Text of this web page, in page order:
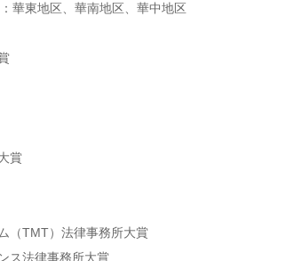
華東地区、華南地区、華中地区
賞
（TMT）法律事務所大賞
ス法律事務所大賞